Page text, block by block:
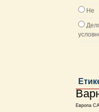
Не
Европа